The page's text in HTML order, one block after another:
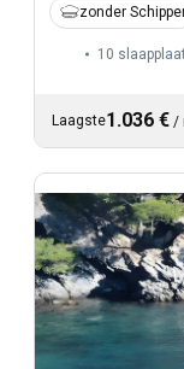
zonder
10
Laagste1.036 € /